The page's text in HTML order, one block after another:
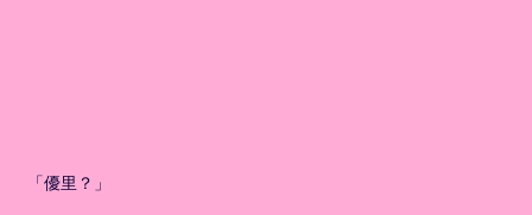
「優里？」